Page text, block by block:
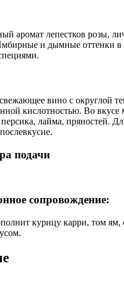
аромат лепестков розы,
и дымные оттенки в
вино с округлой
кислотностью. Во
лайма, пряностей.
подачи
сопровождение:
курицу карри, том